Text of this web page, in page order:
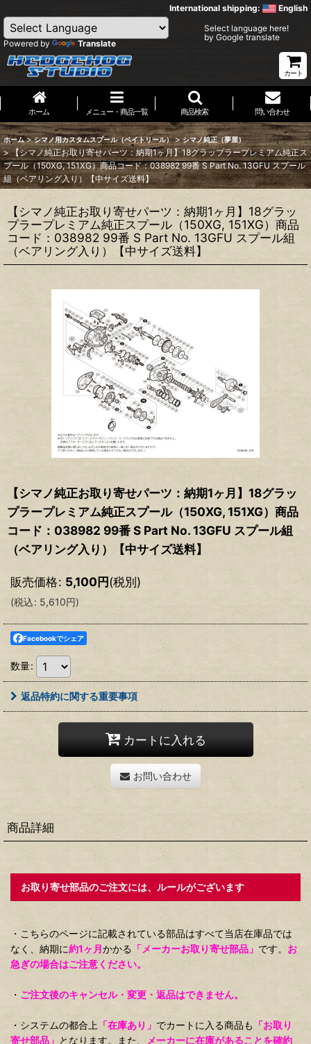
International shipping: English
Powered by Translate
Select language here!
by Google translate
カート
ホーム メニュー・商品一覧 商品検索 問い合わせ
ホーム > シマノ用カスタムスプール（ベイトリール） > シマノ純正（夢屋）
> 【シマノ純正お取り寄せパーツ：納期1ヶ月】18グラップラープレミアム純正ス
プール（150XG, 151XG）商品コード：038982 99番 S Part No. 13GFU スプール
組（ベアリング入り）【中サイズ送料】
【シマノ純正お取り寄せパーツ：納期1ヶ月】18グラッ
プラープレミアム純正スプール（150XG, 151XG）商品
コード：038982 99番 S Part No. 13GFU スプール組
（ベアリング入り）【中サイズ送料】
【シマノ純正お取り寄せパーツ：納期1ヶ月】18グラッ
プラープレミアム純正スプール（150XG, 151XG）商品
コード：038982 99番 S Part No. 13GFU スプール組
（ベアリング入り）【中サイズ送料】
販売価格: 5,100円(税別)
(税込: 5,610円)
Facebookでシェア
数量:
返品特約に関する重要事項
カートに入れる
お問い合わせ
商品詳細
お取り寄せ部品のご注文には、ルールがございます
・こちらのページに記載されている部品はすべて当店在庫品では
なく、納期に約1ヶ月かかる 「メーカーお取り寄せ部品」 です。 お
急ぎの場合はご注意ください。
・ ご注文後のキャンセル・変更・返品はできません。
・システムの都合上 「在庫あり」 でカートに入る商品も 「お取り
寄せ部品」 となります。また、
メーカーに在庫があることを確約